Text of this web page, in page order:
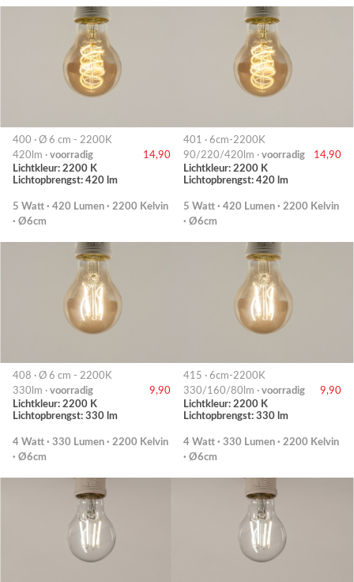
400 · Ø 6 cm - 2200K
420lm · voorradig
14,90
Lichtkleur: 2200 K
Lichtopbrengst: 420 lm
5 Watt · 420 Lumen · 2200 Kelvin
· Ø6cm
401 · 6cm-2200K
90/220/420lm · voorradig
14,90
Lichtkleur: 2200 K
Lichtopbrengst: 420 lm
5 Watt · 420 Lumen · 2200 Kelvin
· Ø6cm
408 · Ø 6 cm - 2200K
330lm · voorradig
9,90
Lichtkleur: 2200 K
Lichtopbrengst: 330 lm
4 Watt · 330 Lumen · 2200 Kelvin
· Ø6cm
415 · 6cm-2200K
330/160/80lm · voorradig
9,90
Lichtkleur: 2200 K
Lichtopbrengst: 330 lm
4 Watt · 330 Lumen · 2200 Kelvin
· Ø6cm